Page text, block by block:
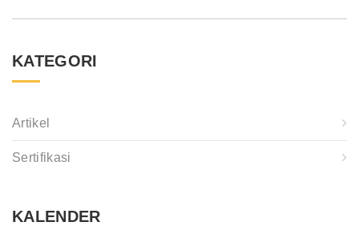
KATEGORI
Artikel
Sertifikasi
KALENDER